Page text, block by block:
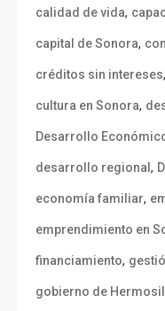
calidad de vida,
capital de Sonora,
créditos sin intereses,
cultura en Sonora,
Desarrollo
desarrollo regional ,
economía familiar,
emprendimiento en
financiamiento,
gobierno de